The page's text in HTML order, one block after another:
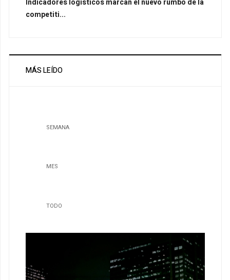
Indicadores logísticos marcan el nuevo rumbo de la
competiti...
MÁS LEÍDO
SEMANA
MES
TODO